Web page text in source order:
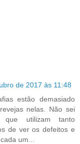
de 2017 às 11:48
estão demasiado
nelas. Não sei
que utilizam tanto
de ver os defeitos e
um...